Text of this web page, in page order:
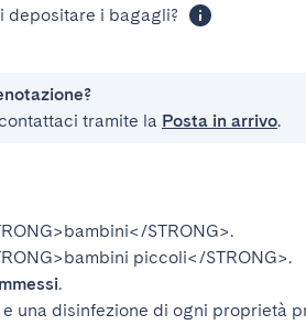
depositare i bagagli?
tramite la Posta in arrivo.
STRONG>.
piccoli</STRONG>.
.
una disinfezione di ogni proprietà